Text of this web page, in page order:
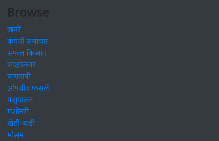
Browse
खबरें
कंपनी समाचार
सफल किसान
साक्षात्कार
बागवानी
औषधीय फसलें
पशुपालन
मशीनरी
खेती-बाड़ी
मौसम